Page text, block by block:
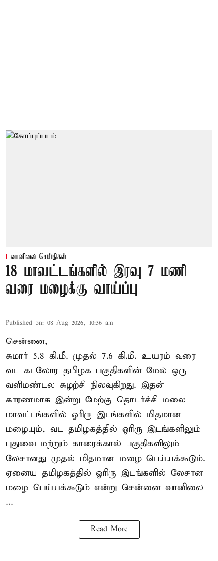
வானிலை செய்திகள்
18 மாவட்டங்களில் இரவு 7 மணி
வரை மழைக்கு வாய்ப்பு
Published on: 08 Aug 2026, 10:36 am
சென்னை,
சுமார் 5.8 கி.மீ. முதல் 7.6 கி.மீ. உயரம் வரை
வட கடலோர தமிழக பகுதிகளின் மேல் ஒரு
வளிமண்டல சுழற்சி நிலவுகிறது. இதன்
காரணமாக இன்று மேற்கு தொடர்ச்சி மலை
மாவட்டங்களில் ஓரிரு இடங்களில் மிதமான
மழையும், வட தமிழகத்தில் ஓரிரு இடங்களிலும்
புதுவை மற்றும் காரைக்கால் பகுதிகளிலும்
லேசானது முதல் மிதமான மழை பெய்யக்கூடும்.
ஏனைய தமிழகத்தில் ஓரிரு இடங்களில் லேசான
மழை பெய்யக்கூடும் என்று சென்னை வானிலை
...
Read More